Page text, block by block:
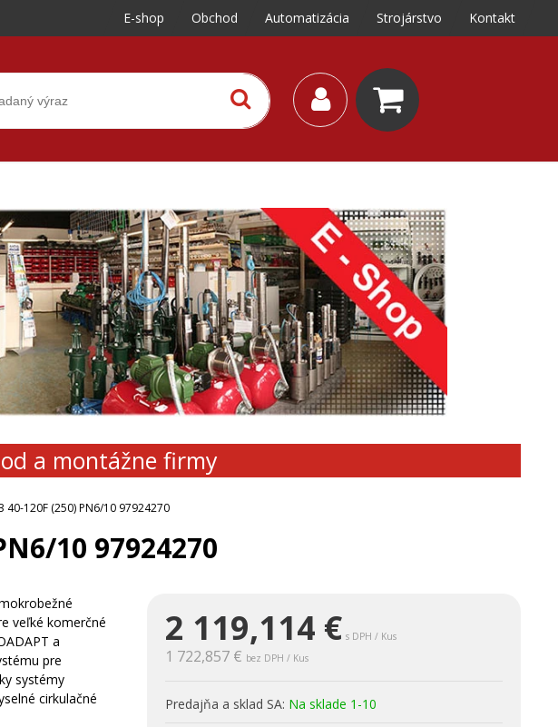
E-shop Obchod Automatizácia Strojárstvo Kontakt
a montážne firmy
40-120F (250) PN6/10 97924270
10 97924270
2 119,114 € s DPH / Kus
1 722,857 € bez DPH / Kus
Predajňa a sklad SA: Na sklade 1-10
veľké komerčné
a
pre
systémy
cirkulačné